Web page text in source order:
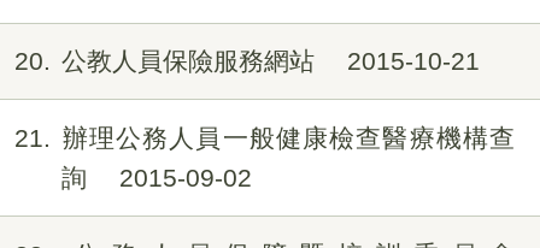
20 公教人員保險服務網站 2015-10-21
21
辦理公務人員一般健康檢查醫療機構查
詢
2015-09-02